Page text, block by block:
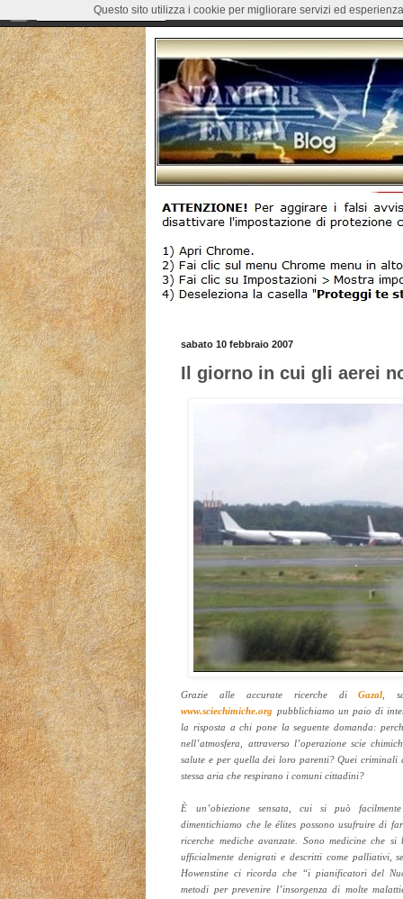
sabato 10 febbraio 2007
Il giorno in cui gli aerei
Grazie alle accurate ricerche diGazal ,
www.sciechimiche.org pubblichiamo un paio di
la risposta a chi pone la seguente domanda:
nell’atmosfera, attraverso l’operazione scie
salute e per quella dei loro parenti? Quei
stessa aria che respirano i comuni cittadini?
È un’obiezione sensata, cui si può
dimentichiamo che le élites possono usufruire di
ricerche mediche avanzate. Sono medicine che
ufficialmente denigrati e descritti come palliativi,
Howenstine ci ricorda che “i pianificatori del
metodi per prevenire l’insorgenza di molte
Questo sito utilizza i cookie per migliorare servizi ed